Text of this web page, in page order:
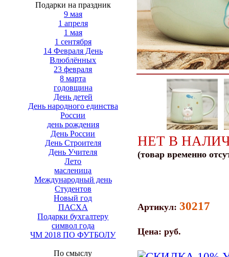
Подарки на праздник
9 мая
1 апреля
1 мая
1 сентября
14 Февраля День
Влюблённых
23 февраля
8 марта
годовщина
День детей
День народного единства
России
день рождения
День России
День Строителя
День Учителя
Лето
масленица
Международный день
Студентов
Новый год
ПАСХА
Подарки бухгалтеру
символ года
ЧМ 2018 ПО ФУТБОЛУ
По смыслу
НЕТ В
(товар временно
Артикул: 30217
Цена: руб.